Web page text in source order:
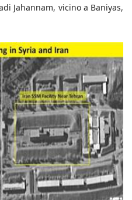
Jahannam, vicino a Baniyas,